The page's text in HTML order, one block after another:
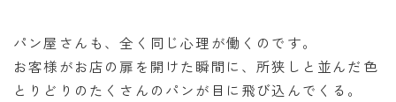
パン屋さんも、全く同じ心理が働くのです。
お客様がお店の扉を開けた瞬間に、所狭しと並んだ色
とりどりのたくさんのパンが目に飛び込んでくる。